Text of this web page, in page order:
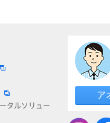
タルソリュー
ア